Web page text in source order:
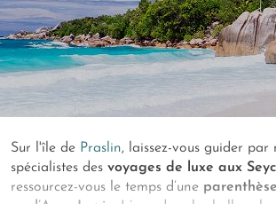
Sur l'île de Praslin, laissez-vous guider par
spécialistes des voyages de luxe aux
ressourcez-vous le temps d’une